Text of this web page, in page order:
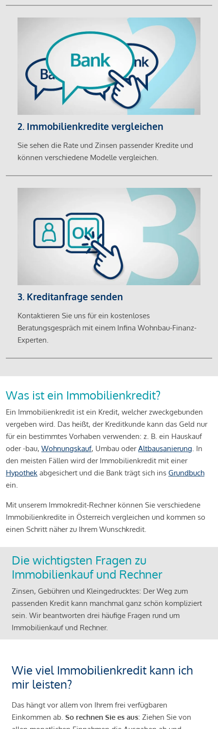
2. Immobilienkredite vergleichen
Sie sehen die Rate und Zinsen passender Kredite und
können verschiedene Modelle vergleichen.
3. Kreditanfrage senden
Kontaktieren Sie uns für ein kostenloses
Beratungsgespräch mit einem Infina Wohnbau-Finanz-
Experten.
Was ist ein Immobilienkredit?
Ein Immobilienkredit ist ein Kredit, welcher zweckgebunden
vergeben wird. Das heißt, der Kreditkunde kann das Geld nur
für ein bestimmtes Vorhaben verwenden: z. B. ein Hauskauf
oder -bau, Wohnungskauf, Umbau oderAltbausanierung. In
den meisten Fällen wird der Immobilienkredit mit einer
Hypothek abgesichert und die Bank trägt sich ins Grundbuch
ein.
Mit unserem Immokredit-Rechner können Sie verschiedene
Immobilienkredite in Österreich vergleichen und kommen so
einen Schritt näher zu Ihrem Wunschkredit.
Die wichtigsten Fragen zu
Immobilienkauf und Rechner
Zinsen, Gebühren und Kleingedrucktes: Der Weg zum
passenden Kredit kann manchmal ganz schön kompliziert
sein. Wir beantworten drei häufige Fragen rund um
Immobilienkauf und Rechner.
Wie viel Immobilienkredit kann ich
mir leisten?
Das hängt vor allem von Ihrem frei verfügbaren
Einkommen ab. So rechnen Sie es aus: Ziehen Sie von